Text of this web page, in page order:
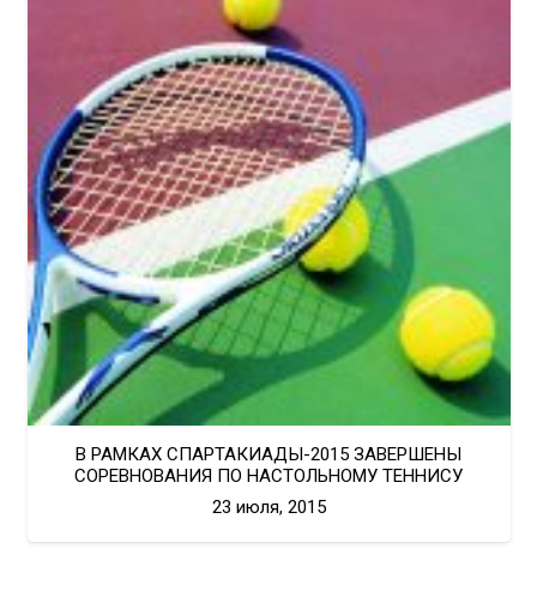
В РАМКАХ СПАРТАКИАДЫ-2015 ЗАВЕРШЕНЫ
СОРЕВНОВАНИЯ ПО НАСТОЛЬНОМУ ТЕННИСУ
23 июля, 2015